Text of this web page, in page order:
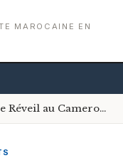
MAROCAINE EN
Fermeture des Églises de Réveil au Cameroun : Le Gouvernement Encourage le Respect de la Loi